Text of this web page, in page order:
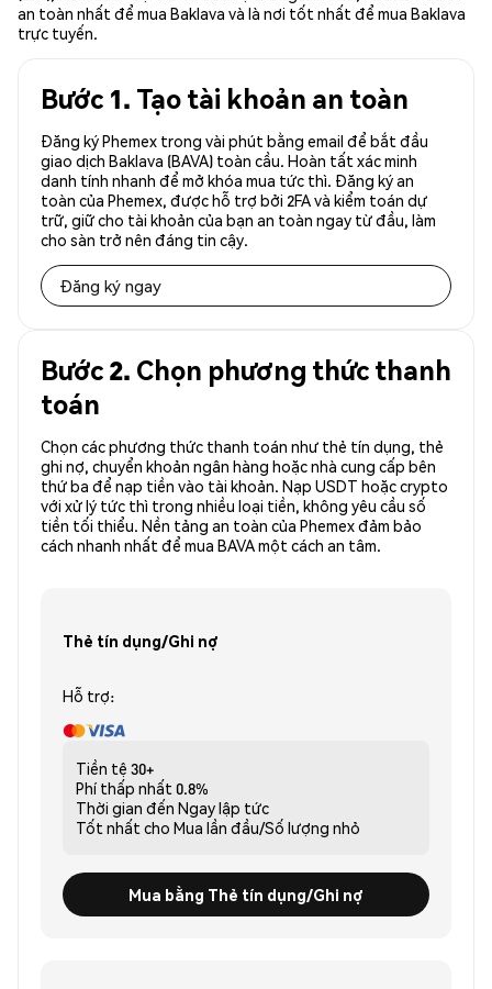
an toàn nhất để mua Baklava và là nơi tốt nhất để mua Baklava
trực tuyến.
Bước 1. Tạo tài khoản an toàn
Đăng ký Phemex trong vài phút bằng email để bắt đầu
giao dịch Baklava (BAVA) toàn cầu. Hoàn tất xác minh
danh tính nhanh để mở khóa mua tức thì. Đăng ký an
toàn của Phemex, được hỗ trợ bởi 2FA và kiểm toán dự
trữ, giữ cho tài khoản của bạn an toàn ngay từ đầu, làm
cho sàn trở nên đáng tin cậy.
Đăng ký ngay
Bước 2. Chọn phương thức thanh
toán
Chọn các phương thức thanh toán như thẻ tín dụng, thẻ
ghi nợ, chuyển khoản ngân hàng hoặc nhà cung cấp bên
thứ ba để nạp tiền vào tài khoản. Nạp USDT hoặc crypto
với xử lý tức thì trong nhiều loại tiền, không yêu cầu số
tiền tối thiểu. Nền tảng an toàn của Phemex đảm bảo
cách nhanh nhất để mua BAVA một cách an tâm.
Thẻ tín dụng/Ghi nợ
Hỗ trợ:
Tiền tệ 30+
Phí thấp nhất 0.8%
Thời gian đến Ngay lập tức
Tốt nhất cho Mua lần đầu/Số lượng nhỏ
Mua bằng Thẻ tín dụng/Ghi nợ